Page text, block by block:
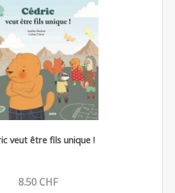
veut être fils unique !
8.50 CHF